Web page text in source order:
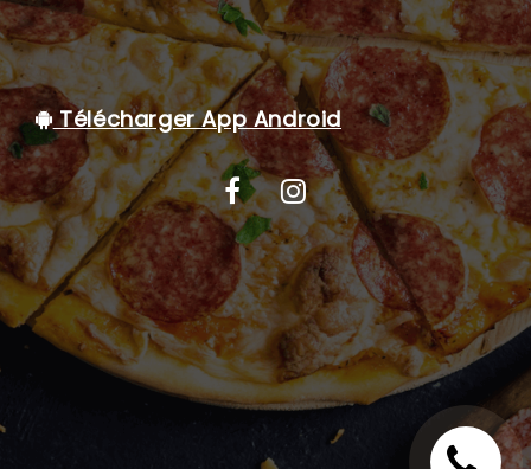
Télécharger App Android